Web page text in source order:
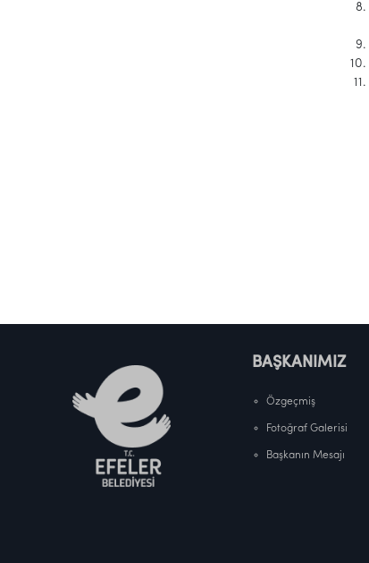
BAŞKANIMIZ
Özgeçmiş
Fotoğraf Galerisi
Başkanın Mesajı